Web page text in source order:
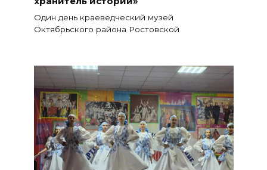
Один день краеведческий музей
Октябрьского района Ростовской